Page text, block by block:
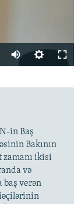
in Baş
Bakının
zamanı ikisi
və
baş verən